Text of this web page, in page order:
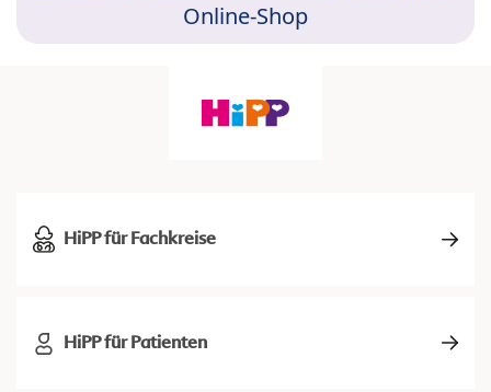
Online-Shop
HiPP für Fachkreise
HiPP für Patienten